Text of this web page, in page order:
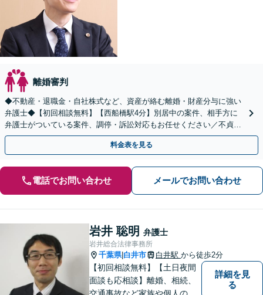
離婚審判
◆不動産・退職金・自社株式など、資産が絡む離婚・財産分与に強い
弁護士◆【初回相談無料】【西船橋駅4分】別居中の案件、相手方に
弁護士がついている案件、調停・訴訟対応もお任せください／不貞慰
謝料の被請求側＜着手金無料＞【夜間・土日相談◎】
料金表を見る
電話でお問い合わせ メールでお問い合わせ
岩井 聡明 弁護士
岩井総合法律事務所
千葉県| 白井市 白井駅 から徒歩2分
【初回相談無料】【土日夜間
面談も応相談】離婚、相続、
交通事故など家族や個人のト
詳細を見
る